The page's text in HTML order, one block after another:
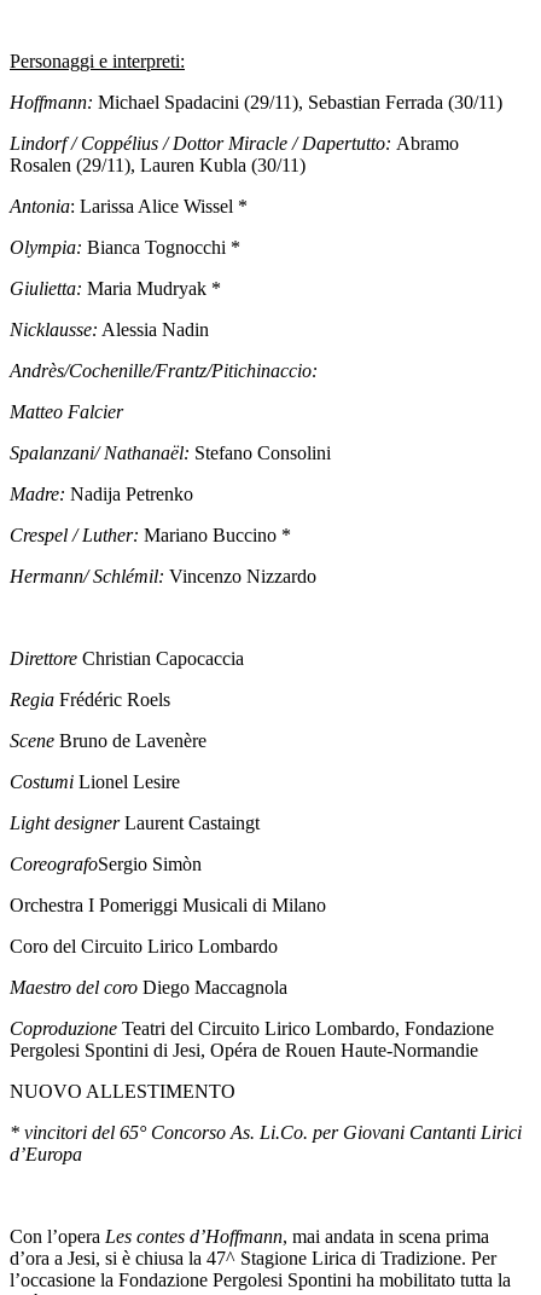
Personaggi e interpreti:
Hoffmann: Michael Spadacini (29/11), Sebastian Ferrada (30/11)
Lindorf / Coppélius / Dottor Miracle / Dapertutto: Abramo
Rosalen (29/11), Lauren Kubla (30/11)
Antonia: Larissa Alice Wissel *
Olympia: Bianca Tognocchi *
Giulietta: Maria Mudryak *
Nicklausse: Alessia Nadin
Andrès/Cochenille/Frantz/Pitichinaccio:
Matteo Falcier
Spalanzani/ Nathanaël: Stefano Consolini
Madre: Nadija Petrenko
Crespel / Luther: Mariano Buccino *
Hermann/ Schlémil: Vincenzo Nizzardo
Direttore Christian Capocaccia
Regia Frédéric Roels
Scene Bruno de Lavenère
Costumi Lionel Lesire
Light designerLaurent Castaingt
CoreografoSergio Simòn
Orchestra I Pomeriggi Musicali di Milano
Coro del Circuito Lirico Lombardo
Maestro del coro Diego Maccagnola
Coproduzione Teatri del Circuito Lirico Lombardo, Fondazione
Pergolesi Spontini di Jesi, Opéra de Rouen Haute-Normandie
NUOVO ALLESTIMENTO
* vincitori del 65° Concorso As. Li.Co. per Giovani Cantanti Lirici
d’Europa
Con l’opera Les contes d’Hoffmann, mai andata in scena prima
d’ora a Jesi, si è chiusa la 47^ Stagione Lirica di Tradizione. Per
l’occasione la Fondazione Pergolesi Spontini ha mobilitato tutta la